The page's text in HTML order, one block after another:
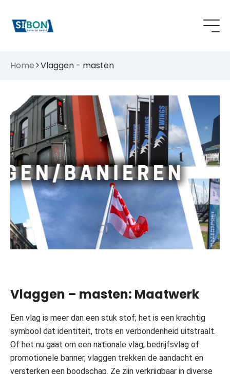
Home Vlaggen - masten
Vlaggen – masten: Maatwerk
Een vlag is meer dan een stuk stof; het is een krachtig
symbool dat identiteit, trots en verbondenheid uitstraalt.
Of het nu gaat om een nationale vlag, bedrijfsvlag of
promotionele banner, vlaggen trekken de aandacht en
versterken een boodschap. Ze zijn verkrijgbaar in diverse